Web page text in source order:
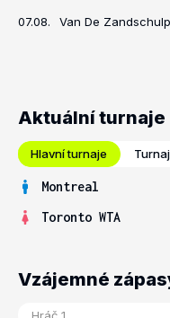
07.08. Van De
Aktuální turnaje
Hlavní turnaje
Montreal
Toronto WTA
Vzájemné